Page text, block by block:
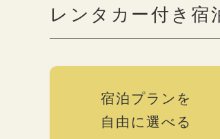
レンタカー付き宿
宿泊プランを
自由に選べる